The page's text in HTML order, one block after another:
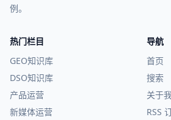
例。
热门栏目
GEO知识库
DSO知识库
产品运营
新媒体运营
导航
首页
搜索
关于
RSS